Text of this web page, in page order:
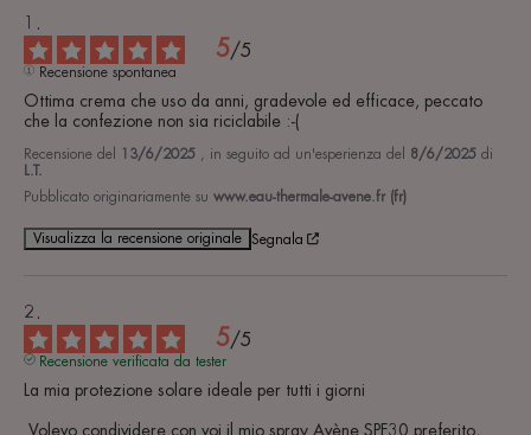
5/5
Recensione spontanea
Ottima crema che uso da anni, gradevole ed efficace, peccato
che la confezione non sia riciclabile :-(
Recensione del 13/6/2025 , in seguito ad un'esperienza del 8/6/2025 di
L.T.
Pubblicato originariamente su www.eau-thermale-avene.fr (fr)
Visualizza la recensione originale Segnala
5/5
Recensione verificata da tester
La mia protezione solare ideale per tutti i giorni